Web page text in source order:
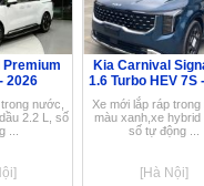
Premium
2026
nước,
2.2 L, số
...
Kia Carnival
1.6 Turbo HEV 7S
Xe mới lắp ráp trong
màu xanh,xe hybrid
số tự động ...
[Hà Nội]